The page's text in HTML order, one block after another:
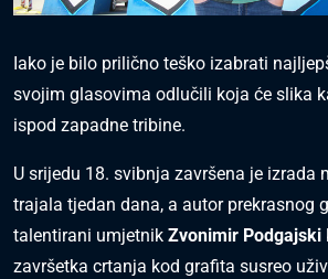
Iako je bilo prilično teško izabrati
svojim glasovima odlučili koja će slika
ispod zapadne tribine.
U srijedu 18. svibnja završena je izrada
trajala tjedan dana, a autor prekrasnog
talentirani umjetnik Zvonimir Podgajski
završetka crtanja kod grafita susreo